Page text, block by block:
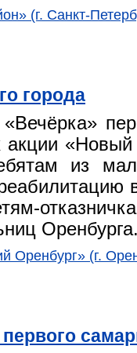
(г. Санкт-
города
«Новый
из
Оренбург» (г.